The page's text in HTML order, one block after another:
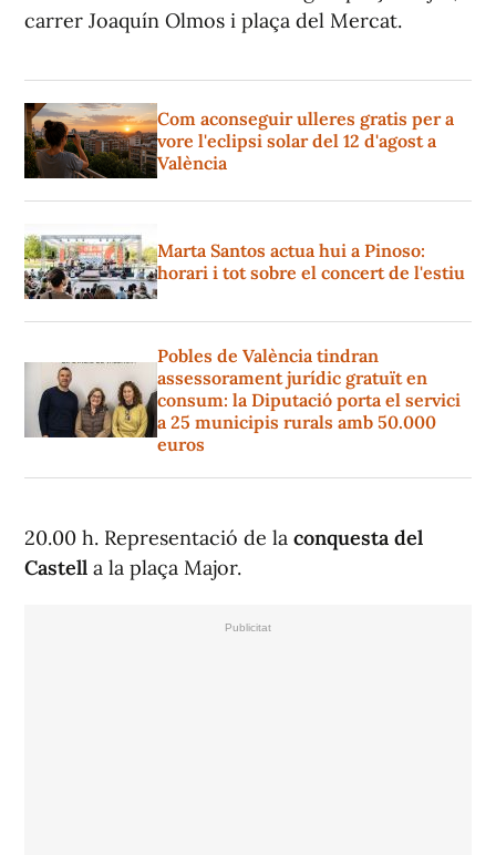
carrer Joaquín Olmos i plaça del Mercat.
Com aconseguir ulleres gratis per a
vore l'eclipsi solar del 12 d'agost a
València
Marta Santos actua hui a Pinoso:
horari i tot sobre el concert de l'estiu
Pobles de València tindran
assessorament jurídic gratuït en
consum: la Diputació porta el servici
a 25 municipis rurals amb 50.000
euros
20.00 h. Representació de la conquesta del
Castell a la plaça Major.